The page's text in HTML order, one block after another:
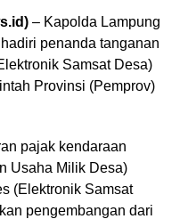
– Kapolda Lampung
penanda tanganan
Samsat Desa)
Provinsi (Pemprov)
pajak kendaraan
Usaha Milik Desa)
(Elektronik Samsat
pengembangan dari